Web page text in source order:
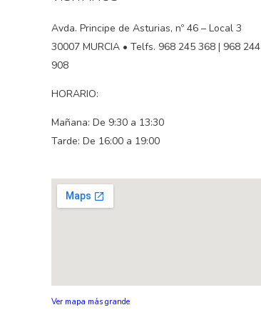
Avda. Principe de Asturias, nº 46 – Local 3
30007 MURCIA • Telfs. 968 245 368 | 968 244
908
HORARIO:
Mañana: De 9:30 a 13:30
Tarde: De 16:00 a 19:00
Ver mapa más grande